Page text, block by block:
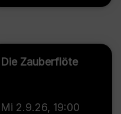
Die Zauberflöte
Mi 2.9.26, 19:00